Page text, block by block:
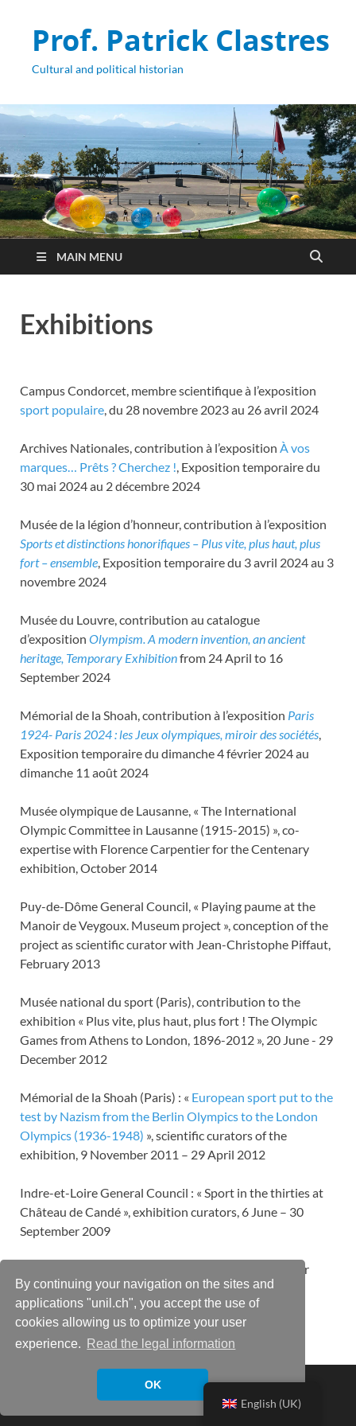
By continuing your navigation on the sites and
applications "unil.ch", you accept the use of
cookies allowing us to optimize your user
experience.
Read the legal information
OK
Prof. Patrick Clastres
Cultural and political historian
MAIN MENU
Exhibitions
Campus Condorcet, membre scientifique à l’exposition
sport populaire, du 28 novembre 2023 au 26 avril 2024
Archives Nationales, contribution à l’exposition À vos
marques… Prêts ? Cherchez !, Exposition temporaire du
30 mai 2024 au 2 décembre 2024
Musée de la légion d’honneur, contribution à l’exposition
Sports et distinctions honorifiques – Plus vite, plus haut, plus
fort – ensemble, Exposition temporaire du 3 avril 2024 au 3
novembre 2024
Musée du Louvre, contribution au catalogue
d’exposition Olympism. A modern invention, an ancient
heritage, Temporary Exhibitionfrom 24 April to 16
September 2024
Mémorial de la Shoah, contribution à l’exposition Paris
1924- Paris 2024 : les Jeux olympiques, miroir des sociétés,
Exposition temporaire du dimanche 4 février 2024 au
dimanche 11 août 2024
Musée olympique de Lausanne, « The International
Olympic Committee in Lausanne (1915-2015) », co-
expertise with Florence Carpentier for the Centenary
exhibition, October 2014
Puy-de-Dôme General Council, « Playing paume at the
Manoir de Veygoux. Museum project », conception of the
project as scientific curator with Jean-Christophe Piffaut,
February 2013
Musée national du sport (Paris), contribution to the
exhibition « Plus vite, plus haut, plus fort ! The Olympic
Games from Athens to London, 1896-2012 », 20 June - 29
December 2012
Mémorial de la Shoah (Paris) : « European sport put to the
test by Nazism from the Berlin Olympics to the London
Olympics (1936-1948) », scientific curators of the
exhibition, 9 November 2011 – 29 April 2012
Indre-et-Loire General Council : « Sport in the thirties at
Château de Candé », exhibition curators, 6 June – 30
September 2009
Musée de la Légion d’honneur : « La Légion d’honneur
pour faits sportifs », expertise, novembre 2006
Prof. Patrick Clastres.
English (UK)